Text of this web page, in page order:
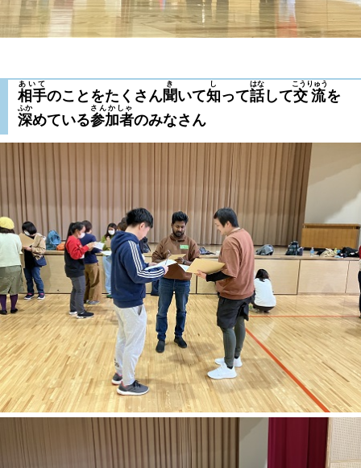
相手
あいて
のことをたくさん聞
き
いて知
し
って話
はな
して交流
こうりゅう
を
深
ふか
めている参加者
さんかしゃ
のみなさん